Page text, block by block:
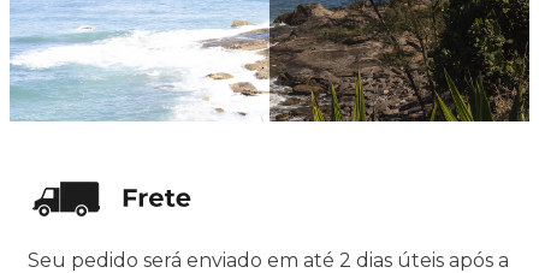
Seu pedido será enviado em até 2 dias úteis após a